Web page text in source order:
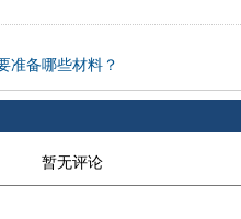
准备哪些材料？
暂无评论